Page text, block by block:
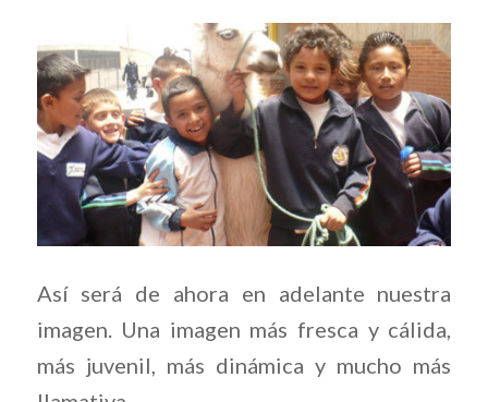
Así será de ahora en adelante nuestra
imagen. Una imagen más fresca y cálida,
más juvenil, más dinámica y mucho más